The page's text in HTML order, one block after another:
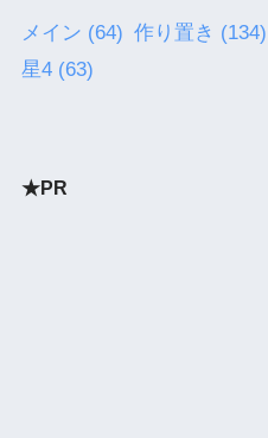
メイン (64) 作り置き (134)
星4 (63)
★PR